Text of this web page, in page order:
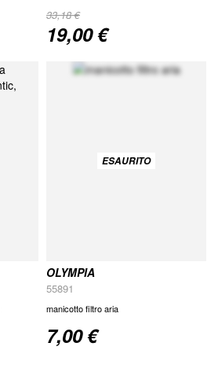
Special
Price
19,00 €
33,18 €
ESAURITO
OLYMPIA
55891
manicotto filtro aria
7,00 €